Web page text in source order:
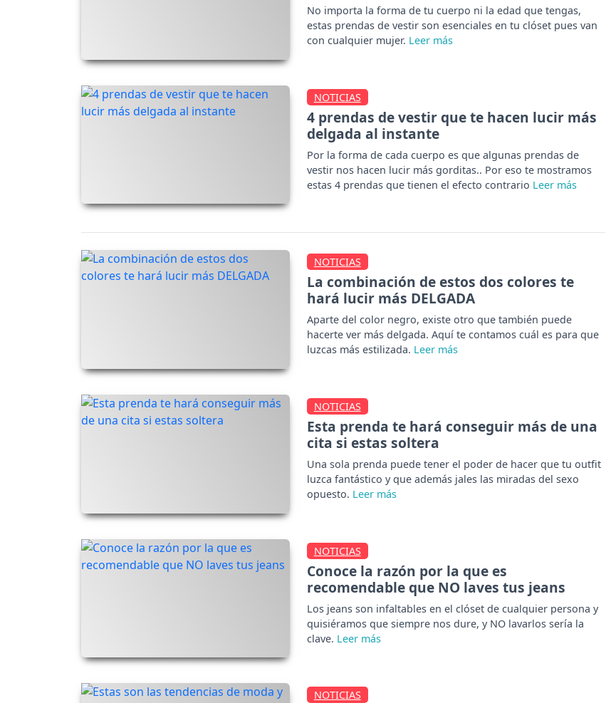
No importa la forma de tu cuerpo ni la edad que tengas,
estas prendas de vestir son esenciales en tu clóset pues van
con cualquier mujer.
NOTICIAS
4 prendas de vestir que te hacen lucir más
delgada al instante
Por la forma de cada cuerpo es que algunas prendas de
vestir nos hacen lucir más gorditas.. Por eso te mostramos
estas 4 prendas que tienen el efecto contrario
NOTICIAS
La combinación de estos dos colores te
hará lucir más DELGADA
Aparte del color negro, existe otro que también puede
hacerte ver más delgada. Aquí te contamos cuál es para que
luzcas más estilizada.
NOTICIAS
Esta prenda te hará conseguir más de una
cita si estas soltera
Una sola prenda puede tener el poder de hacer que tu outfit
luzca fantástico y que además jales las miradas del sexo
opuesto.
NOTICIAS
Conoce la razón por la que es
recomendable que NO laves tus jeans
Los jeans son infaltables en el clóset de cualquier persona y
quisiéramos que siempre nos dure, y NO lavarlos sería la
clave.
NOTICIAS